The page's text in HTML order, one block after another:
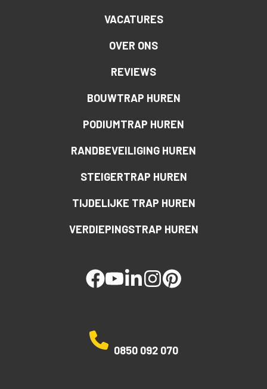
VACATURES
OVER ONS
REVIEWS
BOUWTRAP HUREN
PODIUMTRAP HUREN
RANDBEVEILIGING HUREN
STEIGERTRAP HUREN
TIJDELIJKE TRAP HUREN
VERDIEPINGSTRAP HUREN
facebook
youtube
linkedinstagram
pinterest
0850 092 070